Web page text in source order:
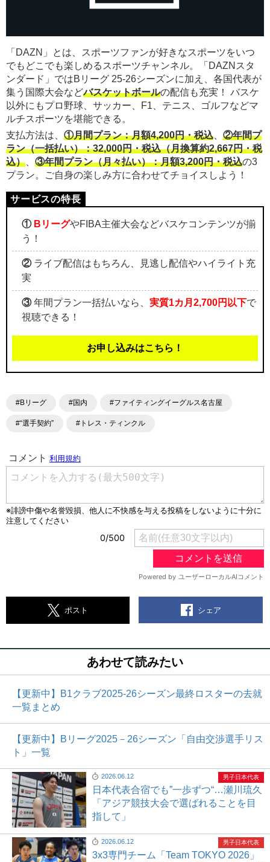
「DAZN」とは、スポーツファンが好きなスポーツをいつ
でもどこでも楽しめるスポーツチャンネル。「DAZNスタ
ンダード」ではBリーグ 25-26シーズンに加え、各国代表が
集う国際大会などバスケットボールの配信も充実！ バスケ
以外にもプロ野球、サッカー、F1、テニス、ゴルフなどマ
ルチスポーツを堪能できる。
支払方法は、 ①月間プラン：月額4,200円・税込、 ②年間プ
ラン（一括払い）：32,000円・税込（月換算約2,667円・税
込）、 ③年間プラン（月々払い）：月額3,200円・税込の3
プラン。ご自身の楽しみ方に合わせてチョイスしよう！
① BリーグやFIBA主催大会などバスケコンテンツが揃
う！
②ライブ配信はもちろん、見逃し配信やハイライト充
実
③年間プラン一括払いなら、 実質1カ月2,700円以下で
視聴できる！
お申し込みはこちら！
#Bリーグ #国内 #ファイティングイーグルス名古屋
#“選手契約” #トレス・ティンクル
ポスト シェア
あわせて読みたい
【更新中】B1クラブ2025-26シーズン最終ロスターの去就
一覧まとめ
【更新中】Bリーグ2025－26シーズン「自由交渉選手リス
ト」一覧
2026.06.12
日本代表合宿でも”一歩ずつ“…瀬川琉久
「アジア競技大会で選ばれることを目
指して」
男子日本代表
2026.06.12
3x3専門チーム「Team TOKYO 2026」
男子日本代表